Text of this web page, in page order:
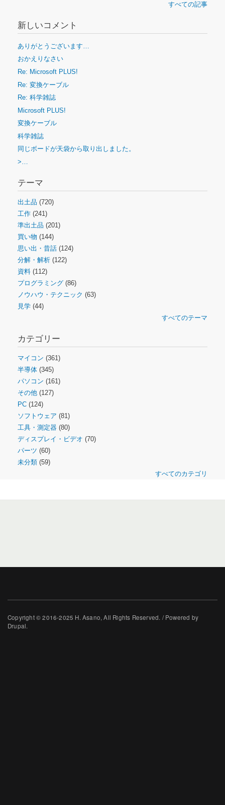
すべての記事
新しいコメント
ありがとうございます…
おかえりなさい
Re: Microsoft PLUS!
Re: 変換ケーブル
Re: 科学雑誌
Microsoft PLUS!
変換ケーブル
科学雑誌
同じボードが天袋から取り出しました。
>…
テーマ
出土品 (720)
工作 (241)
準出土品 (201)
買い物 (144)
思い出・昔話 (124)
分解・解析 (122)
資料 (112)
プログラミング (86)
ノウハウ・テクニック (63)
見学 (44)
すべてのテーマ
カテゴリー
マイコン (361)
半導体 (345)
パソコン (161)
その他 (127)
PC (124)
ソフトウェア (81)
工具・測定器 (80)
ディスプレイ・ビデオ (70)
パーツ (60)
未分類 (59)
すべてのカテゴリ
Copyright © 2016-2025 H. Asano, All Rights Reserved. / Powered by
Drupal.